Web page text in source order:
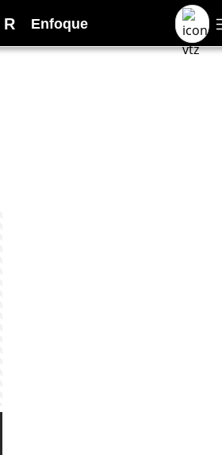
R Enfoque